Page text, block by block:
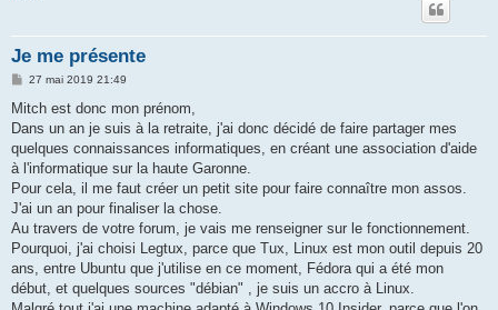
Je me présente
M
s
a
g
27 mai 2019 21:49
Mitch est donc mon prénom,
Dans un an je suis à la retraite, j'ai donc décidé de faire partager mes
quelques connaissances informatiques, en créant une association d'aide
à l'informatique sur la haute Garonne.
Pour cela, il me faut créer un petit site pour faire connaître mon assos.
J'ai un an pour finaliser la chose.
Au travers de votre forum, je vais me renseigner sur le fonctionnement.
Pourquoi, j'ai choisi Legtux, parce que Tux, Linux est mon outil depuis 20
ans, entre Ubuntu que j'utilise en ce moment, Fédora qui a été mon
début, et quelques sources "débian" , je suis un accro à Linux.